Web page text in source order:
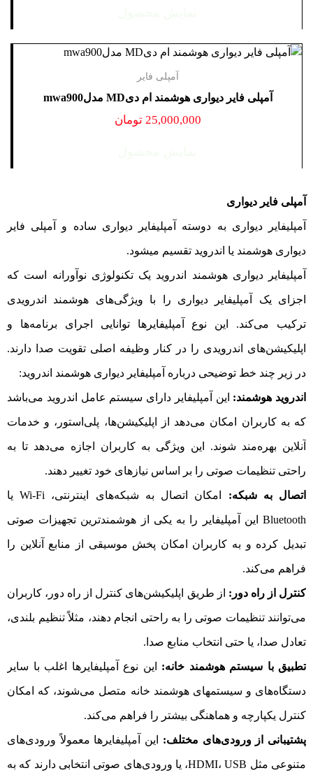
کرون CROWN
نوآهنگ NAVAHANG
آمپلی فایر
آمپلی فایر دیواری هوشمند ام‌ دیMD مدلmwa900
25,000,000 تومان
آمپلی‌ فایر دیواری
آمپلیفایر دیواری به دوسته آمپلیفایر دیواری ساده و آمپلی فایر
دیواری هوشمند یا اندروید تقسیم میشود.
آمپلیفایر دیواری هوشمند اندروید یک تکنولوژی نوآورانه است که
اجزای یک آمپلیفایر دیواری را با ویژگی‌های هوشمند اندرویدی
ترکیب می‌کند. این نوع آمپلیفایرها توانایی اجرای برنامه‌ها و
اپلیکیشن‌های اندرویدی را در کنار وظیفه اصلی تقویت صدا دارند.
در زیر چند خط توضیحی درباره آمپلیفایر دیواری هوشمند اندروید:
اندروید هوشمند:این آمپلیفایر دارای سیستم عامل اندروید می‌باشد
که به کاربران امکان می‌دهد از اپلیکیشن‌ها، پلی‌استور، و خدمات
آنلاین بهره‌مند شوند. این ویژگی به کاربران اجازه می‌دهد تا به
راحتی تنظیمات صوتی را بر اساس نیازهای خود تغییر دهند.
اتصال به شبکه: امکان اتصال به شبکه‌های اینترنتی، Wi-Fi یا
Bluetooth این آمپلیفایر را به یکی از هوشمندترین تجهیزات صوتی
تبدیل کرده و به کاربران امکان پخش موسیقی از منابع آنلاین را
فراهم می‌کند.
کنترل از راه دور: از طریق اپلیکیشن‌های کنترل از راه دور، کاربران
می‌توانند تنظیمات صوتی را به راحتی انجام دهند، مثلاً تنظیم بلندی،
تعادل صدا، یا حتی انتخاب منابع صدا.
تطبیق با سیستم هوشمند خانه:این نوع آمپلیفایرها اغلب با سایر
دستگاه‌های و سیستمهای هوشمند خانه متصل می‌شوند، که امکان
کنترل یکپارچه و هماهنگی بیشتر را فراهم می‌کند.
پشتیبانی از ورودی‌های مختلف:این آمپلیفایرها معمولاً ورودی‌های
متنوعی مثل HDMI، USB، یا ورودی‌های صوتی انتخابی دارند که به